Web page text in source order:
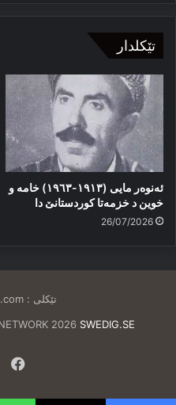
تێکلدار
ئەنوەر مایی (١٩١٣-١٩٦٣) خامە و
خوین د خزمەتا کوردستانێ دا
26/07/2026
تێکلی :
2026 SWEDIG.SE